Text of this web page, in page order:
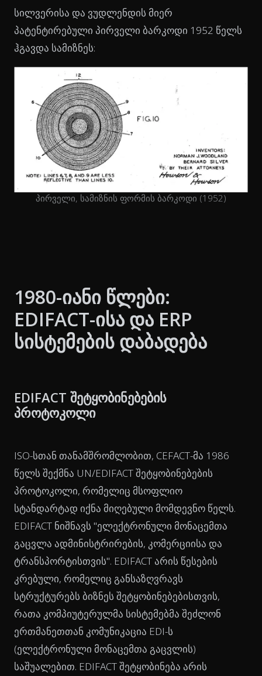
სილვერისა და ვუდლენდის მიერ
პატენტირებული პირველი ბარკოდი 1952 წელს
ჰგავდა სამიზნეს:
პირველი, სამიზნის ფორმის ბარკოდი (1952)
1980-იანი წლები:
EDIFACT-ისა და ERP
სისტემების დაბადება
EDIFACT შეტყობინებების
პროტოკოლი
ISO-სთან თანამშრომლობით, CEFACT-მა 1986
წელს შექმნა UN/EDIFACT შეტყობინებების
პროტოკოლი, რომელიც მსოფლიო
სტანდარტად იქნა მიღებული მომდევნო წელს.
EDIFACT ნიშნავს "ელექტრონული მონაცემთა
გაცვლა ადმინისტრირების, კომერციისა და
ტრანსპორტისთვის". EDIFACT არის წესების
კრებული, რომელიც განსაზღვრავს
სტრუქტურებს ბიზნეს შეტყობინებებისთვის,
რათა კომპიუტერულმა სისტემებმა შეძლონ
ერთმანეთთან კომუნიკაცია EDI-ს
(ელექტრონული მონაცემთა გაცვლის)
საშუალებით. EDIFACT შეტყობინება არის